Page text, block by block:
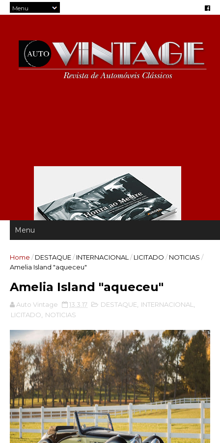
Home / DESTAQUE/ INTERNACIONAL / LICITADO / NOTICIAS /
Amelia Island "aqueceu"
Amelia Island "aqueceu"
Auto Vintage 13.3.17 DESTAQUE INTERNACIONAL
LICITADO
NOTICIAS